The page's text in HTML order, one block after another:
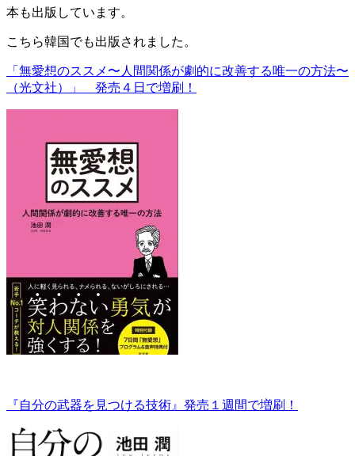
本も出版しています。
こちら韓国でも出版されました。
「無愛想のススメ〜人間関係が劇的に改善する唯一の方法〜
（光文社）」 発売４日で増刷！
『自分の武器を見つける技術』発売１週間で増刷！